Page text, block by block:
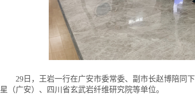
29 日，王岩一行在广安市委常委、副市长赵博陪同
星（广安）、四川省玄武岩纤维研究院等单位。